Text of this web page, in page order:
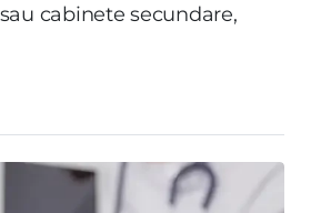
cabinete secundare,